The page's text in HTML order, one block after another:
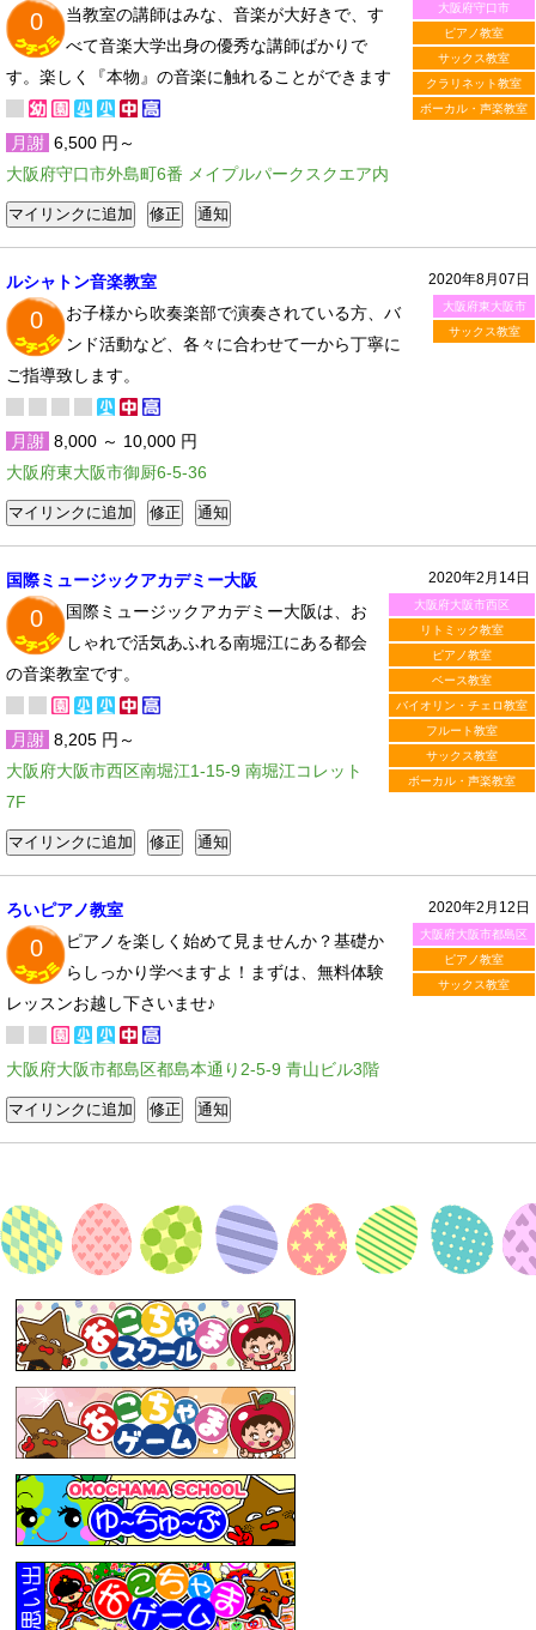
大阪府守口市
ピアノ教室
サックス教室
クラリネット教室
ボーカル・声楽教室
0
当教室の講師はみな、音楽が大好きで、す
べて音楽大学出身の優秀な講師ばかりで
す。楽しく『本物』の音楽に触れることができます
月謝 6,500 円～
大阪府守口市外島町6番 メイプルパークスクエア内
2020年8月07日
大阪府東大阪市
サックス教室
ルシャトン音楽教室
0
お子様から吹奏楽部で演奏されている方、バ
ンド活動など、各々に合わせて一から丁寧に
ご指導致します。
月謝 8,000 ～ 10,000 円
大阪府東大阪市御厨6-5-36
2020年2月14日
大阪府大阪市西区
リトミック教室
ピアノ教室
ベース教室
バイオリン・チェロ教室
フルート教室
サックス教室
ボーカル・声楽教室
国際ミュージックアカデミー大阪
0
国際ミュージックアカデミー大阪は、お
しゃれで活気あふれる南堀江にある都会
の音楽教室です。
月謝 8,205 円～
大阪府大阪市西区南堀江1-15-9 南堀江コレット
7F
2020年2月12日
大阪府大阪市都島区
ピアノ教室
サックス教室
ろいピアノ教室
0
ピアノを楽しく始めて見ませんか？基礎か
らしっかり学べますよ！まずは、無料体験
レッスンお越し下さいませ♪
大阪府大阪市都島区都島本通り2-5-9 青山ビル3階